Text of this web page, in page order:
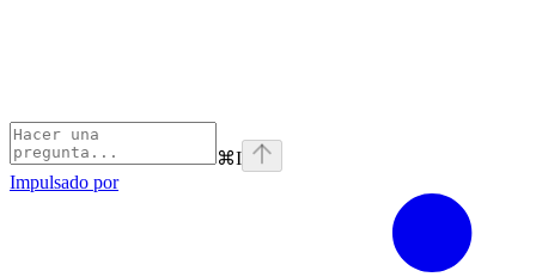
⌘I
Impulsado por